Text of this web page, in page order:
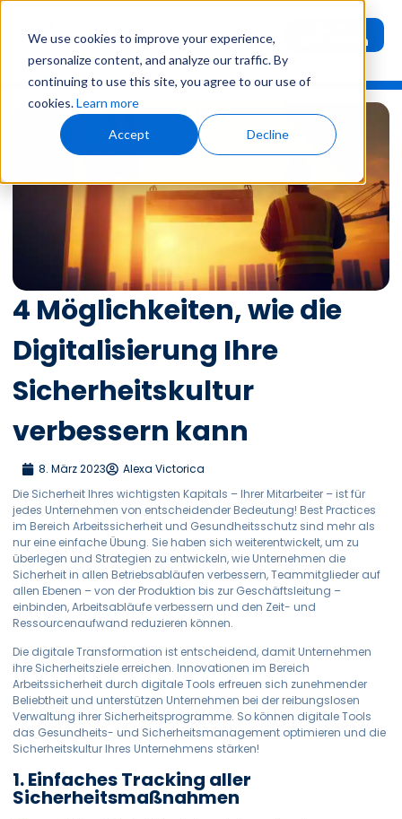
We use cookies to improve your experience,
personalize content, and analyze our traffic. By
continuing to use this site, you agree to our use of
cookies.Learn more
Accept Decline
Benutzer-
Anmeldung anfordern
4 Möglichkeiten, wie die
Digitalisierung Ihre
Sicherheitskultur
verbessern kann
8. März 2023
Alexa Victorica
Die Sicherheit Ihres wichtigsten Kapitals – Ihrer Mitarbeiter – ist für
jedes Unternehmen von entscheidender Bedeutung! Best Practices
im Bereich Arbeitssicherheit und Gesundheitsschutz sind mehr als
nur eine einfache Übung. Sie haben sich weiterentwickelt, um zu
überlegen und Strategien zu entwickeln, wie Unternehmen die
Sicherheit in allen Betriebsabläufen verbessern, Teammitglieder auf
allen Ebenen – von der Produktion bis zur Geschäftsleitung –
einbinden, Arbeitsabläufe verbessern und den Zeit- und
Ressourcenaufwand reduzieren können.
Die digitale Transformation ist entscheidend, damit Unternehmen
ihre Sicherheitsziele erreichen. Innovationen im Bereich
Arbeitssicherheit durch digitale Tools erfreuen sich zunehmender
Beliebtheit und unterstützen Unternehmen bei der reibungslosen
Verwaltung ihrer Sicherheitsprogramme. So können digitale Tools
das Gesundheits- und Sicherheitsmanagement optimieren und die
Sicherheitskultur Ihres Unternehmens stärken!
1. Einfaches Tracking aller
Sicherheitsmaßnahmen